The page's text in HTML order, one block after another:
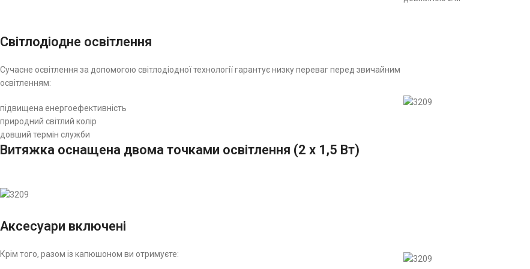
Світлодіодне освітлення
Сучасне освітлення за допомогою світлодіодної технології гарантує низку переваг перед звичайним
освітленням:
підвищена енергоефективність
природний світлий колір
довший термін служби
Витяжка оснащена двома точками освітлення (2 x 1,5 Вт)
Аксесуари включені
Крім того, разом із капюшоном ви отримуєте: